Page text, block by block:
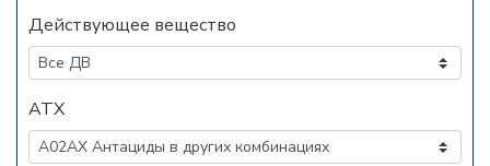
Действующее вещество
АТХ